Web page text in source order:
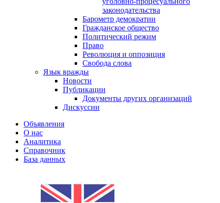
законодательства
Барометр демократии
Гражданское общество
Политический режим
Право
Революция и оппозиция
Свобода слова
Язык вражды
Новости
Публикации
Документы других организаций
Дискуссии
Объявления
О нас
Аналитика
Справочник
База данных